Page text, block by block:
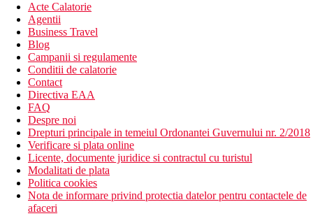
Acte Calatorie
Agentii
Business Travel
Blog
Campanii si regulamente
Conditii de calatorie
Contact
Directiva EAA
FAQ
Despre noi
Drepturi principale in temeiul Ordonantei Guvernului nr. 2/2018
Verificare si plata online
Licente, documente juridice si contractul cu turistul
Modalitati de plata
Politica cookies
Nota de informare privind protectia datelor pentru contactele de
afaceri